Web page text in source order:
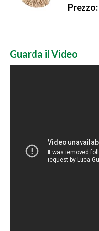
Prezzo:
Guarda il Video